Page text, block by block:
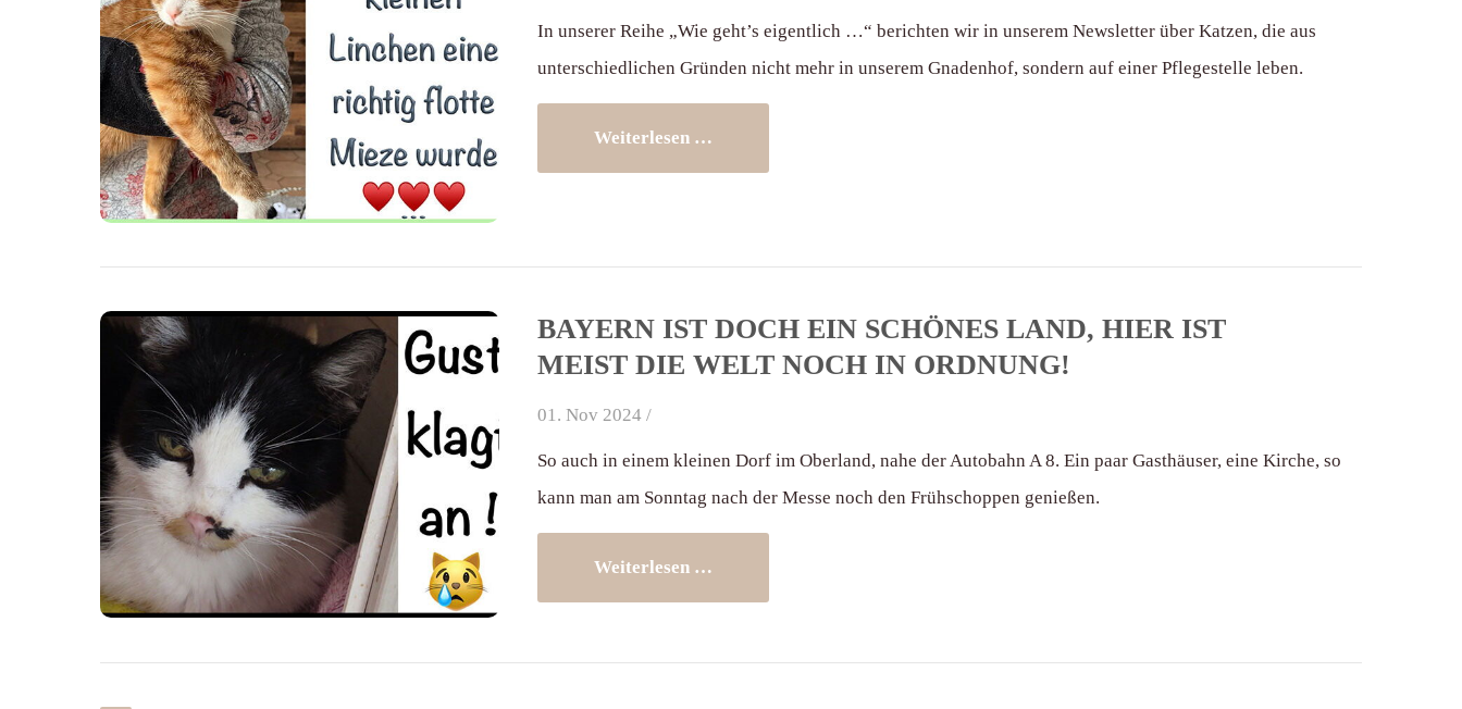
In unserer Reihe „Wie geht’s eigentlich …“ berichten wir in unserem Newsletter über Katzen, die aus
unterschiedlichen Gründen nicht mehr in unserem Gnadenhof, sondern auf einer Pflegestelle leben.
Weiterlesen …
BAYERN IST DOCH EIN SCHÖNES LAND, HIER IST
MEIST DIE WELT NOCH IN ORDNUNG!
01. Nov 2024 /
So auch in einem kleinen Dorf im Oberland, nahe der Autobahn A 8. Ein paar Gasthäuser, eine Kirche, so
kann man am Sonntag nach der Messe noch den Frühschoppen genießen.
Weiterlesen …